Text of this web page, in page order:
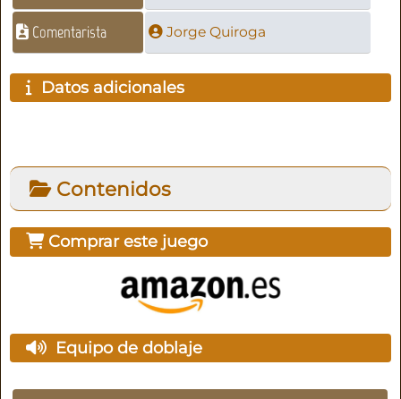
Comentarista Jorge Quiroga
Datos adicionales
Contenidos
Comprar este juego
Equipo de doblaje